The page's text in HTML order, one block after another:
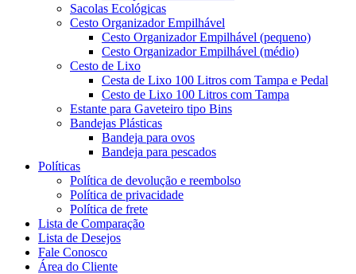
Sacolas Ecológicas
Cesto Organizador Empilhável
Cesto Organizador Empilhável (pequeno)
Cesto Organizador Empilhável (médio)
Cesto de Lixo
Cesta de Lixo 100 Litros com Tampa e Pedal
Cesto de Lixo 100 Litros com Tampa
Estante para Gaveteiro tipo Bins
Bandejas Plásticas
Bandeja para ovos
Bandeja para pescados
Políticas
Política de devolução e reembolso
Política de privacidade
Política de frete
Lista de Comparação
Lista de Desejos
Fale Conosco
Área do Cliente